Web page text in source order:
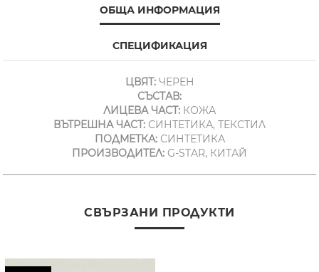
ОБЩА ИНФОРМАЦИЯ
СПЕЦИФИКАЦИЯ
ЦВЯТ:ЧЕРЕН
СЪСТАВ:
ЛИЦЕВА ЧАСТ: КОЖА
ВЪТРЕШНА ЧАСТ: СИНТЕТИКА, ТЕКСТИЛ
ПОДМЕТКА:СИНТЕТИКА
ПРОИЗВОДИТЕЛ: G-STAR, КИТАЙ
СВЪРЗАНИ ПРОДУКТИ